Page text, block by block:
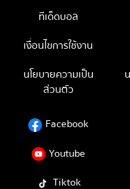
ทีเด็ดบอล
เงื่อนไขการใช้งาน
นโยบายความเป็น
ส่วนตัว
Facebook
Youtube
Tiktok